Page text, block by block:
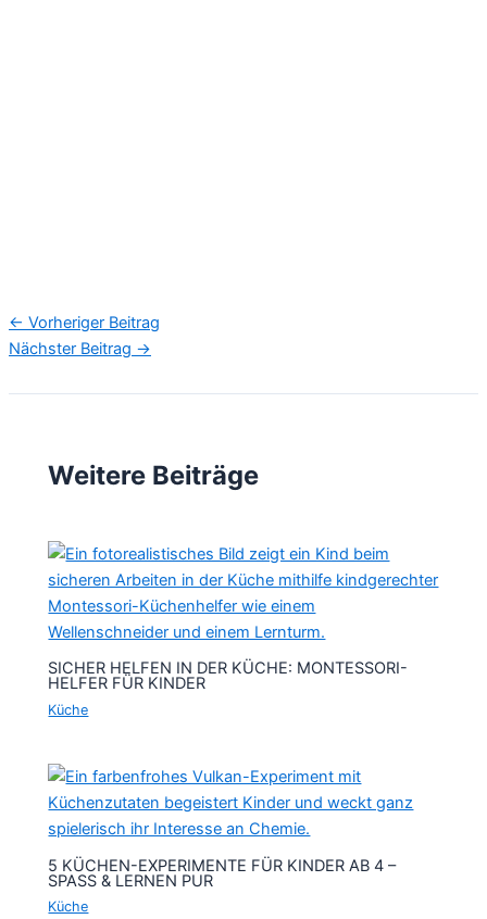
← Vorheriger Beitrag
Nächster Beitrag →
Weitere Beiträge
SICHER HELFEN IN DER KÜCHE: MONTESSORI-
HELFER FÜR KINDER
Küche
5 KÜCHEN-EXPERIMENTE FÜR KINDER AB 4 –
SPASS & LERNEN PUR
Küche